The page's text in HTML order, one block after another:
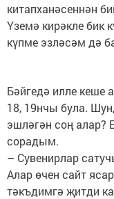
китапханәсеннән
Үземә кирәкле бик
күпме эзләсәм дә
Бәйгедә илле кеше
18, 19нчы була.
эшләгән соң алар?
сорадым.
– Сувенирлар
Алар өчен сайт
тәкъдимгә җитди